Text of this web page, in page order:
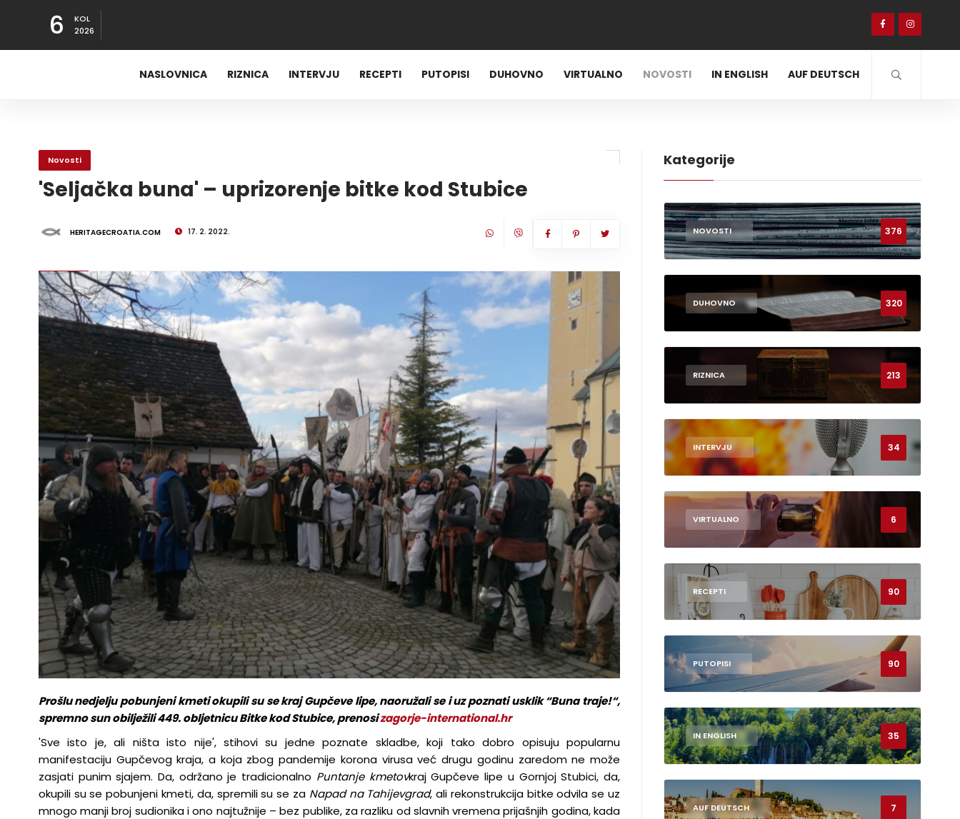
6
KOL
2026
NASLOVNICA RIZNICA INTERVJU RECEPTI PUTOPISI DUHOVNO VIRTUALNO NOVOSTI IN ENGLISH AUF DEUTSCH
Novosti
'Seljačka buna' – uprizorenje bitke kod Stubice
HERITAGECROATIA.COM 17. 2. 2022.
Prošlu nedjelju pobunjeni kmeti okupili su se kraj Gupčeve lipe, naoružali se i uz poznati usklik “Buna traje!“,
spremno sun obilježili 449. obljetnicu Bitke kod Stubice, prenosizagorje-international.hr
'Sve isto je, ali ništa isto nije', stihovi su jedne poznate skladbe, koji tako dobro opisuju popularnu
manifestaciju Gupčevog kraja, a koja zbog pandemije korona virusa već drugu godinu zaredom ne može
zasjati punim sjajem. Da, održano je tradicionalno Puntanje kmetovkraj Gupčeve lipe u Gornjoj Stubici, da,
okupili su se pobunjeni kmeti, da, spremili su se za Napad na Tahijevgrad, ali rekonstrukcija bitke odvila se uz
mnogo manji broj sudionika i ono najtužnije – bez publike, za razliku od slavnih vremena prijašnjih godina, kada
Kategorije
NOVOSTI 376
DUHOVNO 320
RIZNICA 213
INTERVJU 34
VIRTUALNO 6
RECEPTI 90
PUTOPISI 90
IN ENGLISH 35
AUF DEUTSCH 7